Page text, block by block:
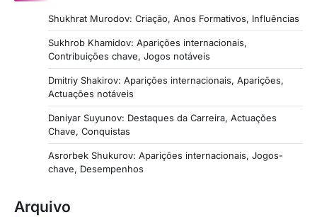
Shukhrat Murodov: Criação, Anos Formativos, Influências
Sukhrob Khamidov: Aparições internacionais,
Contribuições chave, Jogos notáveis
Dmitriy Shakirov: Aparições internacionais, Aparições,
Actuações notáveis
Daniyar Suyunov: Destaques da Carreira, Actuações
Chave, Conquistas
Asrorbek Shukurov: Aparições internacionais, Jogos-
chave, Desempenhos
Arquivo